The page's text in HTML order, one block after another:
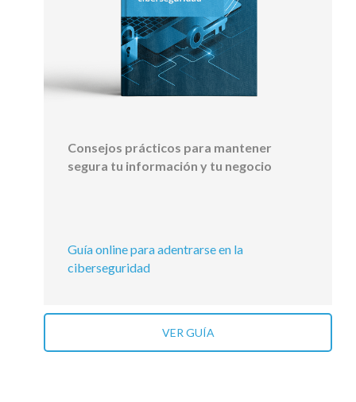
Consejos prácticos para mantener
segura tu información y tu negocio
Guía online para adentrarse en la
ciberseguridad
VER GUÍA